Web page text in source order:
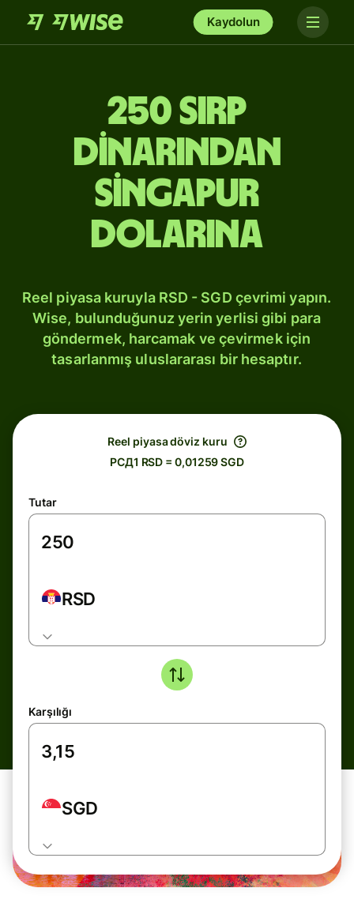
Kaydolun
250 Sırp
dinarından
Singapur
dolarına
Reel piyasa kuruyla RSD - SGD çevrimi yapın.
Wise, bulunduğunuz yerin yerlisi gibi para
göndermek, harcamak ve çevirmek için
tasarlanmış uluslararası bir hesaptır.
Reel piyasa döviz kuru
РСД1 RSD = 0,01259 SGD
Tutar
RSD
Karşılığı
SGD